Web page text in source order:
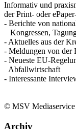
Informativ und
der Print- oder
- Berichte von
Kongressen,
- Aktuelles aus der
- Meldungen von der
- Neueste EU-
Abfallwirtschaft
- Interessante
© MSV
Archiv